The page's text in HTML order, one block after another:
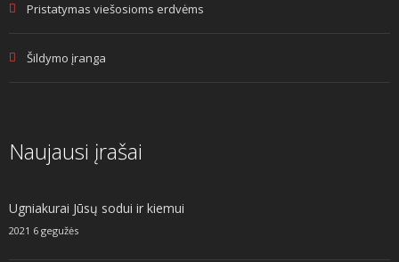
Pristatymas viešosioms erdvėms
Šildymo įranga
Naujausi įrašai
Ugniakurai Jūsų sodui ir kiemui
2021 6 gegužės